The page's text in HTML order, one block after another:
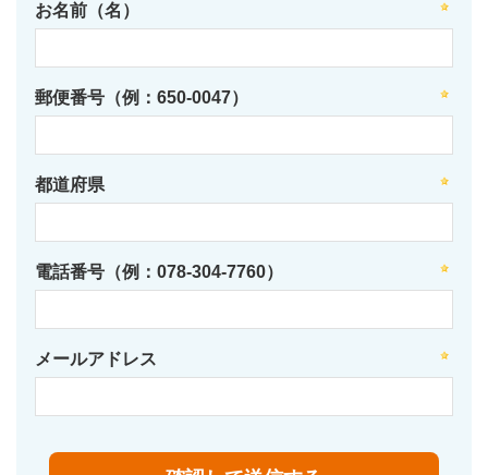
お名前（名）
郵便番号（例：650-0047）
都道府県
電話番号（例：078-304-7760）
メールアドレス